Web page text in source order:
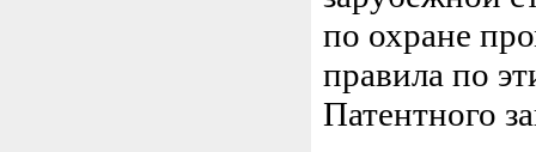
по охране
правила по
Патентного